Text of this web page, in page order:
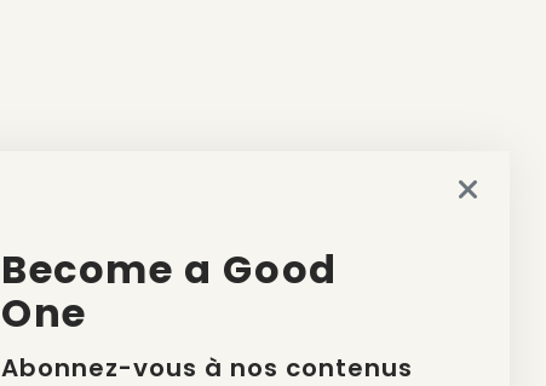
Become a Good
One
Abonnez-vous à nos contenus